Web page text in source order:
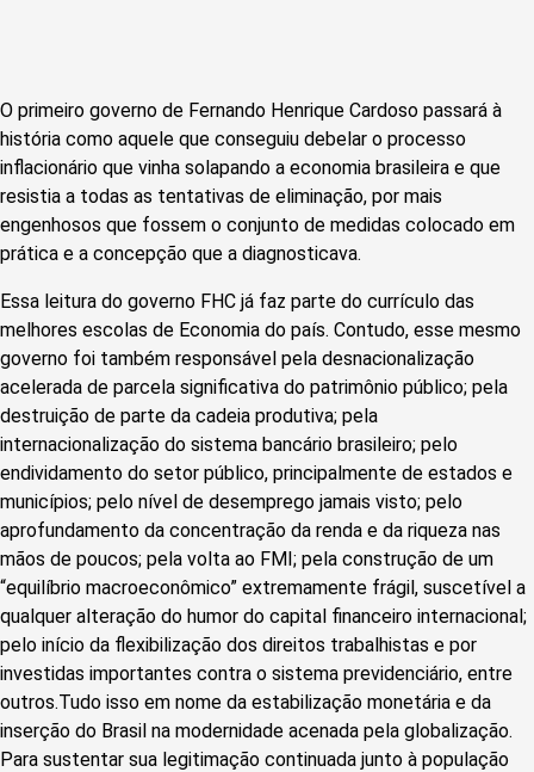
O primeiro governo de Fernando Henrique Cardoso passará à
história como aquele que conseguiu debelar o processo
inflacionário que vinha solapando a economia brasileira e que
resistia a todas as tentativas de eliminação, por mais
engenhosos que fossem o conjunto de medidas colocado em
prática e a concepção que a diagnosticava.
Essa leitura do governo FHC já faz parte do currículo das
melhores escolas de Economia do país. Contudo, esse mesmo
governo foi também responsável pela desnacionalização
acelerada de parcela significativa do patrimônio público; pela
destruição de parte da cadeia produtiva; pela
internacionalização do sistema bancário brasileiro; pelo
endividamento do setor público, principalmente de estados e
municípios; pelo nível de desemprego jamais visto; pelo
aprofundamento da concentração da renda e da riqueza nas
mãos de poucos; pela volta ao FMI; pela construção de um
“equilíbrio macroeconômico” extremamente frágil, suscetível a
qualquer alteração do humor do capital financeiro internacional;
pelo início da flexibilização dos direitos trabalhistas e por
investidas importantes contra o sistema previdenciário, entre
outros.Tudo isso em nome da estabilização monetária e da
inserção do Brasil na modernidade acenada pela globalização.
Para sustentar sua legitimação continuada junto à população